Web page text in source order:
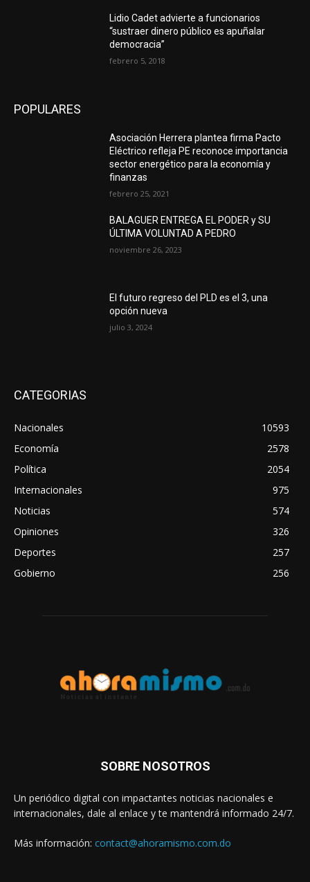
Lidio Cadet advierte a funcionarios
“sustraer dinero público es apuñalar
democracia”
febrero 5, 2018
POPULARES
Asociación Herrera plantea firma Pacto
Eléctrico refleja PE reconoce importancia
sector energético para la economía y
finanzas
febrero 25, 2021
BALAGUER ENTREGA EL PODER y SU
ÚLTIMA VOLUNTAD A PEDRO
noviembre 26, 2023
El futuro regreso del PLD es el 3, una
opción nueva
julio 3, 2024
CATEGORIAS
Nacionales
10593
Economía
2578
Política
2054
Internacionales
975
Noticias
574
Opiniones
326
Deportes
257
Gobierno
256
SOBRE NOSOTROS
Un periódico digital con impactantes noticias nacionales e
internacionales, dale al enlace y te mantendrá informado 24/7.
Más información: contact@ahoramismo.com.do